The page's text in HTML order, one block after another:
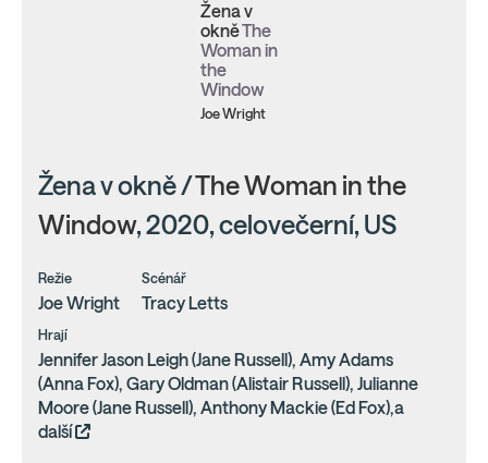
Žena v
okněThe
Woman in
the
Window
Joe Wright
Žena v okně /The Woman in the
Window, 2020, celovečerní, US
Režie
Joe Wright
Scénář
Tracy Letts
Hrají
Jennifer Jason Leigh (Jane Russell), Amy Adams
(Anna Fox), Gary Oldman (Alistair Russell), Julianne
Moore (Jane Russell), Anthony Mackie (Ed Fox),a
další